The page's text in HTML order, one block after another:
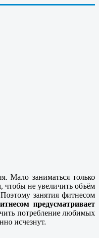
Мало заниматься только
чтобы не увеличить объём
занятия фитнесом
предусматривает
потребление любимых
исчезнут.